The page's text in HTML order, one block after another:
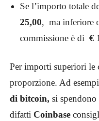
Se l’importo totale
25,00, ma inferiore
commissione è di €
Per importi superiori le
proporzione. Ad
di bitcoin, si spendono
difatti Coinbase